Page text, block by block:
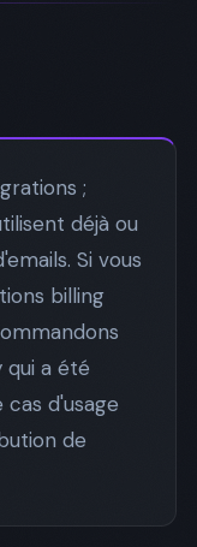
;
déjà ou
Si vous
billing
qui a été
d'usage
de